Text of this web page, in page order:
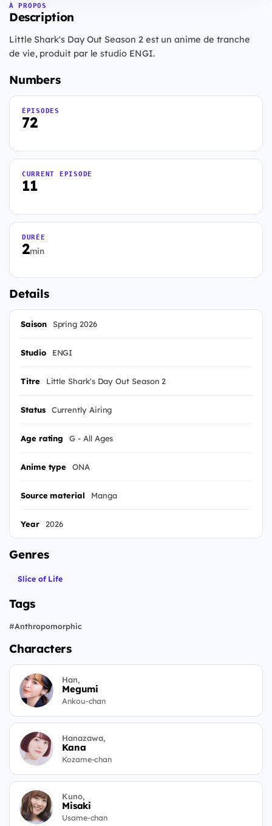
À PROPOS
Description
Little Shark's Day Out Season 2 est un anime de tranche
de vie, produit par le studio ENGI.
Numbers
72
ÉPISODES
11
CURRENT EPISODE
2min
DURÉE
Details
Saison Spring 2026
Studio ENGI
Titre Little Shark's Day Out Season 2
Status Currently Airing
Age rating G - All Ages
Anime type ONA
Source material Manga
Year 2026
Genres
Slice of Life
Tags
#Anthropomorphic
Characters
Han,
Megumi
Ankou-chan
Hanazawa,
Kana
Kozame-chan
Kuno,
Misaki
Usame-chan